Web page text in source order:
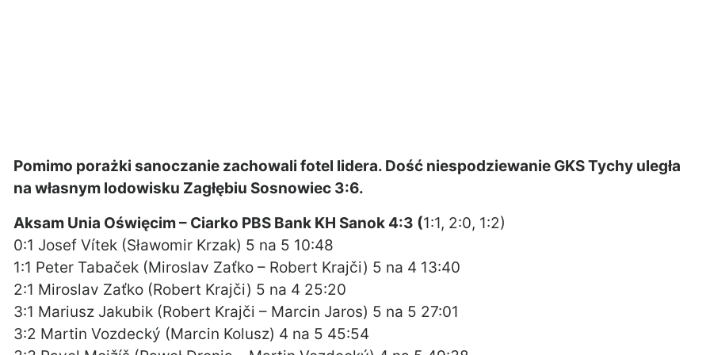
Pomimo porażki sanoczanie zachowali fotel lidera. Dość niespodziewanie GKS Tychy uległa
na własnym lodowisku Zagłębiu Sosnowiec 3:6.
Aksam Unia Oświęcim – Ciarko PBS Bank KH Sanok 4:3 (1:1, 2:0, 1:2)
0:1 Josef Vítek (Sławomir Krzak) 5 na 5 10:48
1:1 Peter Tabaček (Miroslav Zaťko – Robert Krajči) 5 na 4 13:40
2:1 Miroslav Zaťko (Robert Krajči) 5 na 4 25:20
3:1 Mariusz Jakubik (Robert Krajči – Marcin Jaros) 5 na 5 27:01
3:2 Martin Vozdecký (Marcin Kolusz) 4 na 5 45:54